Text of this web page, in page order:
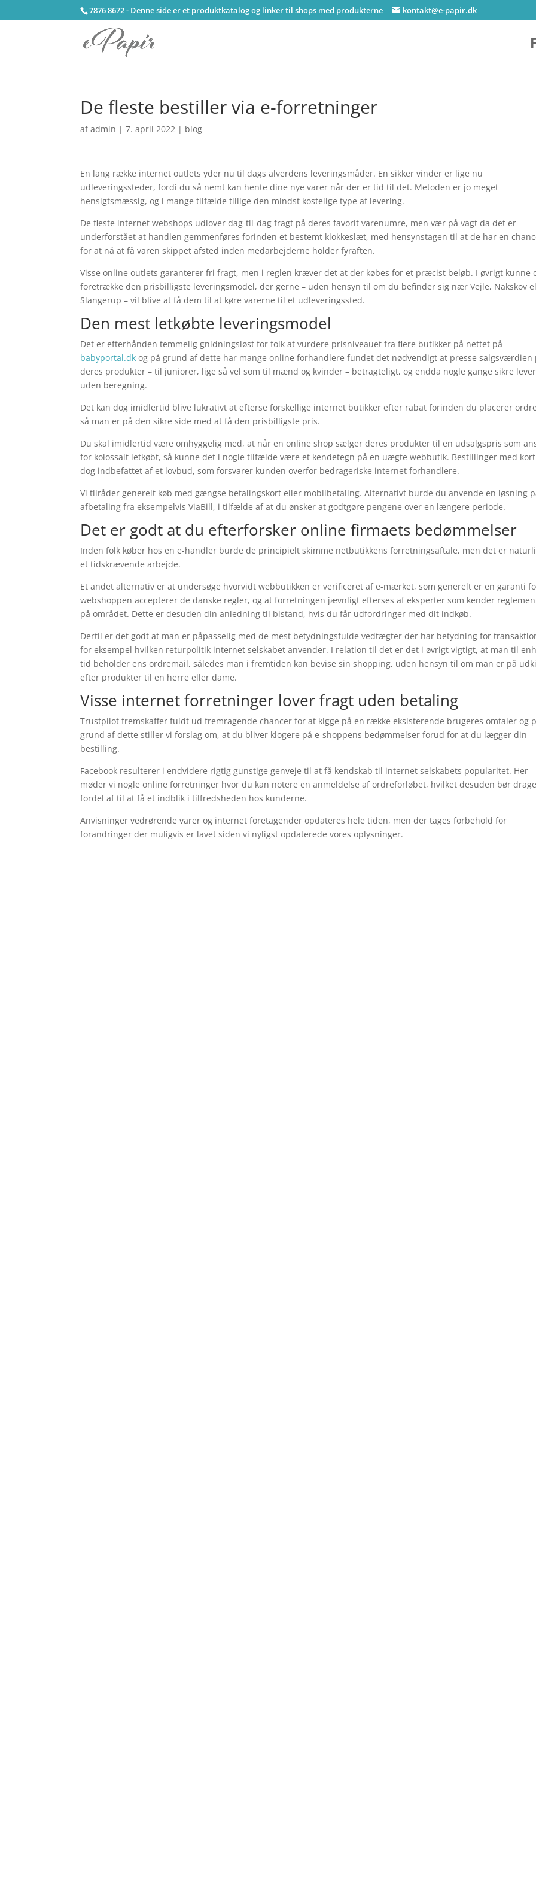
7876 8672 - Denne side er et produktkatalog og linker til shops med produkterne kontakt@e-papir.dk
De fleste bestiller via e-forretninger
afadmin |7. april 2022 | blog
En lang række internet outlets yder nu til dags alverdens leveringsmåder. En sikker vinder er lige nu
udleveringssteder, fordi du så nemt kan hente dine nye varer når der er tid til det. Metoden er jo meget
hensigtsmæssig, og i mange tilfælde tillige den mindst kostelige type af levering.
De fleste internet webshops udlover dag-til-dag fragt på deres favorit varenumre, men vær på vagt da det er
underforstået at handlen gemmenføres forinden et bestemt klokkeslæt, med hensynstagen til at de har en
for at nå at få varen skippet afsted inden medarbejderne holder fyraften.
Visse online outlets garanterer fri fragt, men i reglen kræver det at der købes for et præcist beløb. I øvrigt kunne
foretrække den prisbilligste leveringsmodel, der gerne – uden hensyn til om du befinder sig nær Vejle, Nakskov
Slangerup – vil blive at få dem til at køre varerne til et udleveringssted.
Den mest letkøbte leveringsmodel
Det er efterhånden temmelig gnidningsløst for folk at vurdere prisniveauet fra flere butikker på nettet på
babyportal.dk og på grund af dette har mange online forhandlere fundet det nødvendigt at presse salgsværdien
deres produkter – til juniorer, lige så vel som til mænd og kvinder – betragteligt, og endda nogle gange sikre
uden beregning.
Det kan dog imidlertid blive lukrativt at efterse forskellige internet butikker efter rabat forinden du placerer
så man er på den sikre side med at få den prisbilligste pris.
Du skal imidlertid være omhyggelig med, at når en online shop sælger deres produkter til en udsalgspris som
for kolossalt letkøbt, så kunne det i nogle tilfælde være et kendetegn på en uægte webbutik. Bestillinger med
dog indbefattet af et lovbud, som forsvarer kunden overfor bedrageriske internet forhandlere.
Vi tilråder generelt køb med gængse betalingskort eller mobilbetaling. Alternativt burde du anvende en løsning
afbetaling fra eksempelvis ViaBill, i tilfælde af at du ønsker at godtgøre pengene over en længere periode.
Det er godt at du efterforsker online firmaets bedømmelser
Inden folk køber hos en e-handler burde de principielt skimme netbutikkens forretningsaftale, men det er
et tidskrævende arbejde.
Et andet alternativ er at undersøge hvorvidt webbutikken er verificeret af e-mærket, som generelt er en garanti
webshoppen accepterer de danske regler, og at forretningen jævnligt efterses af eksperter som kender
på området. Dette er desuden din anledning til bistand, hvis du får udfordringer med dit indkøb.
Dertil er det godt at man er påpasselig med de mest betydningsfulde vedtægter der har betydning for
for eksempel hvilken returpolitik internet selskabet anvender. I relation til det er det i øvrigt vigtigt, at man til
tid beholder ens ordremail, således man i fremtiden kan bevise sin shopping, uden hensyn til om man er på
efter produkter til en herre eller dame.
Visse internet forretninger lover fragt uden betaling
Trustpilot fremskaffer fuldt ud fremragende chancer for at kigge på en række eksisterende brugeres omtaler og
grund af dette stiller vi forslag om, at du bliver klogere på e-shoppens bedømmelser forud for at du lægger din
bestilling.
Facebook resulterer i endvidere rigtig gunstige genveje til at få kendskab til internet selskabets popularitet. Her
møder vi nogle online forretninger hvor du kan notere en anmeldelse af ordreforløbet, hvilket desuden bør
fordel af til at få et indblik i tilfredsheden hos kunderne.
Anvisninger vedrørende varer og internet foretagender opdateres hele tiden, men der tages forbehold for
forandringer der muligvis er lavet siden vi nyligst opdaterede vores oplysninger.